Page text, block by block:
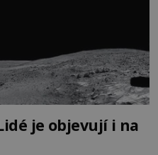
je objevují i na